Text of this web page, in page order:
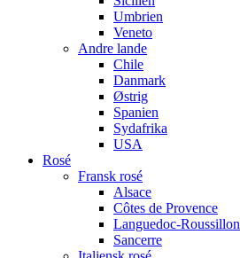
Umbrien
Veneto
Andre lande
Chile
Danmark
Østrig
Spanien
Sydafrika
USA
Rosé
Fransk rosé
Alsace
Côtes de Provence
Languedoc-Roussillon
Sancerre